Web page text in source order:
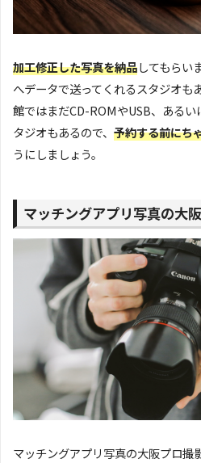
加工修正した写真を納品してもらい
へデータで送ってくれるスタジオも
館ではまだCD-ROMやUSB、ある
タジオもあるので、 予約する前にち
うにしましょう。
マッチングアプリ写真の大
マッチングアプリ写真の大阪プロ撮